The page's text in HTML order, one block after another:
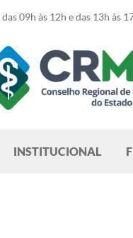
das 09h às 12h e das 13h às
INSTITUCIONAL